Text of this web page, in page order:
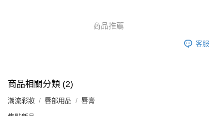
每筆HK$65.00，滿HK$300.00或以上免運費
(香港門市) 只顯示可選門市。確認發貨後2-5個工作天到店，3天內
(澳門門市) 只顯示可選門市。確認發貨後2-5個工作天到店，3天內
取。逾期會取消訂單，並不會安排重寄
商品推薦
客服
商品相關分類 (2)
潮流彩妝 唇部用品 唇膏